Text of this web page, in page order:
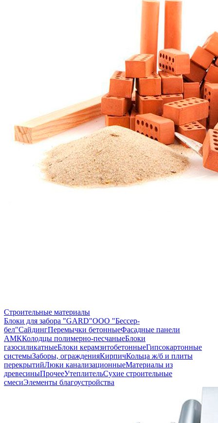
Строительные материалы
Блоки для забора "GARD"ООО "Бессер-
бел"СайдингПеремычки бетонныеФасадные панели
АМККолодцы полимерно-песчаныеБлоки
газосиликатныеБлоки керамзитобетонныеГипсокартонные
системыЗаборы, огражденияКирпичКольца ж/б и плиты
перекрытийЛюки канализационныеМатериалы из
древесиныПрочееУтеплительСухие строительные
смесиЭлементы благоустройства